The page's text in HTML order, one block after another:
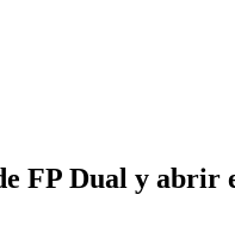
Dual y abrir